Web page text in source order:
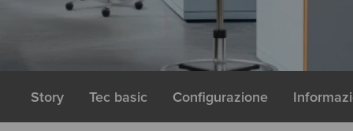
Story Tec basic Configurazione